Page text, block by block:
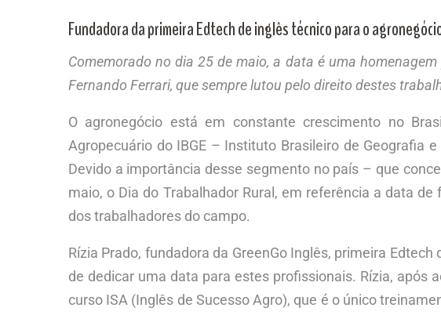
Fundadora da primeira Edtech de inglês técnico para o
Comemorado no dia 25 de maio, a data é uma
Fernando Ferrari, que sempre lutou pelo direito destes
O agronegócio está em constante crescimento no
Agropecuário do IBGE – Instituto Brasileiro de Geografia
Devido a importância desse segmento no país – que
maio, o Dia do Trabalhador Rural, em referência a data
dos trabalhadores do campo.
Rízia Prado, fundadora da GreenGo Inglês, primeira
de dedicar uma data para estes profissionais. Rízia, após
curso ISA (Inglês de Sucesso Agro), que é o único